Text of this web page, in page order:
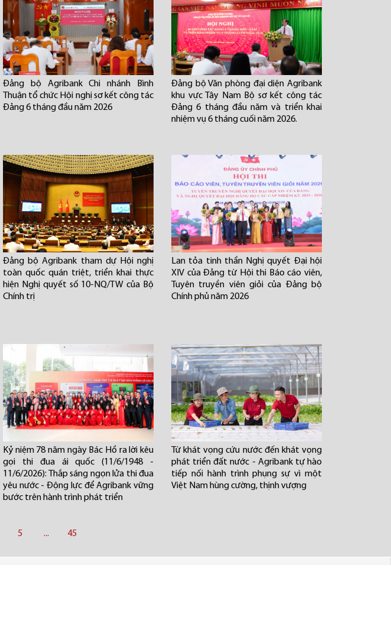
Đảng bộ Agribank Chi nhánh Bình
Thuận tổ chức Hội nghị sơ kết công tác
Đảng 6 tháng đầu năm 2026
Đảng bộ Văn phòng đại diện Agribank
khu vực Tây Nam Bộ sơ kết công tác
Đảng 6 tháng đầu năm và triển khai
nhiệm vụ 6 tháng cuối năm 2026.
Đảng bộ Agribank tham dự Hội nghị
toàn quốc quán triệt, triển khai thực
hiện Nghị quyết số 10-NQ/TW của Bộ
Chính trị
Lan tỏa tinh thần Nghị quyết Đại hội
XIV của Đảng từ Hội thi Báo cáo viên,
Tuyên truyền viên giỏi của Đảng bộ
Chính phủ năm 2026
Kỷ niệm 78 năm ngày Bác Hồ ra lời kêu
gọi thi đua ái quốc (11/6/1948 -
11/6/2026): Thắp sáng ngọn lửa thi đua
yêu nước - Động lực để Agribank vững
bước trên hành trình phát triển
Từ khát vọng cứu nước đến khát vọng
phát triển đất nước - Agribank tự hào
tiếp nối hành trình phụng sự vì một
Việt Nam hùng cường, thịnh vượng
5 ... 45